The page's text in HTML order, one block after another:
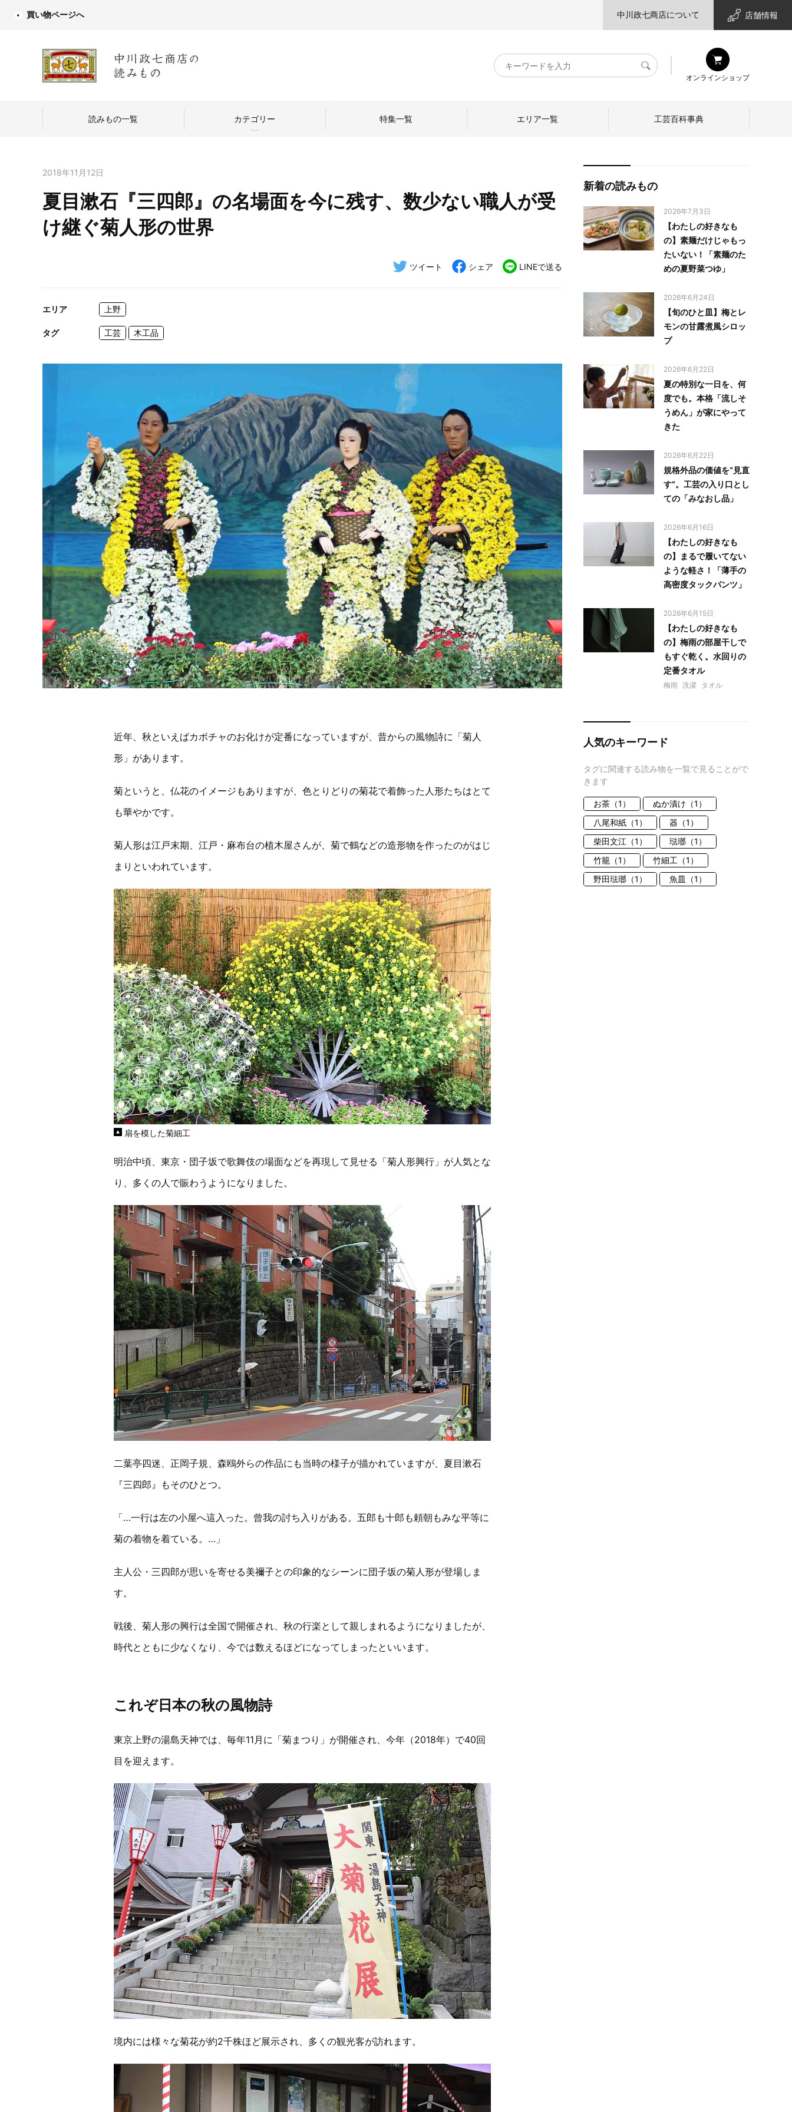
買い物ページへ 中川政七商店について 店舗情報
キ
ー
検
オンラインショップ
読みもの一覧 カテゴリー
中川政七商店のものづくり 日本の暮らし 中川政七商店のひと
特集一覧 エリア一覧 工芸百科事典
2018年11月12日
夏目漱石『三四郎』の名場面を今に残す、数少ない職人が受
け継ぐ菊人形の世界
ツイート シェア LINEで送る
エリア 上野
タグ 工芸 木工品
近年、秋といえばカボチャのお化けが定番になっていますが、昔からの風物詩に「菊人
形」があります。
菊というと、仏花のイメージもありますが、色とりどりの菊花で着飾った人形たちはとて
も華やかです。
菊人形は江戸末期、江戸・麻布台の植木屋さんが、菊で鶴などの造形物を作ったのがはじ
まりといわれています。
扇を模した菊細工
明治中頃、東京・団子坂で歌舞伎の場面などを再現して見せる「菊人形興行」が人気とな
り、多くの人で賑わうようになりました。
二葉亭四迷、正岡子規、森鴎外らの作品にも当時の様子が描かれていますが、夏目漱石
『三四郎』もそのひとつ。
「…一行は左の小屋へ這入った。曾我の討ち入りがある。五郎も十郎も頼朝もみな平等に
菊の着物を着ている。…」
主人公・三四郎が思いを寄せる美禰子との印象的なシーンに団子坂の菊人形が登場しま
す。
戦後、菊人形の興行は全国で開催され、秋の行楽として親しまれるようになりましたが、
時代とともに少なくなり、今では数えるほどになってしまったといいます。
これぞ日本の秋の風物詩
東京上野の湯島天神では、毎年11月に「菊まつり」が開催され、今年（2018年）で40回
目を迎えます。
境内には様々な菊花が約2千株ほど展示され、多くの観光客が訪れます。
新着の読みもの
2026年7月3日
【わたしの好きなも
の】素麺だけじゃもっ
たいない！「素麺のた
めの夏野菜つゆ」
2026年6月24日
【旬のひと皿】梅とレ
モンの甘露煮風シロッ
プ
2026年6月22日
夏の特別な一日を、何
度でも。本格「流しそ
うめん」が家にやって
きた
2026年6月22日
規格外品の価値を‟見直
す”。工芸の入り口とし
ての「みなおし品」
2026年6月16日
【わたしの好きなも
の】まるで履いてない
ような軽さ！「薄手の
高密度タックパンツ」
2026年6月15日
【わたしの好きなも
の】梅雨の部屋干しで
もすぐ乾く。水回りの
定番タオル
梅雨 洗濯 タオル
人気のキーワード
タグに関連する読み物を一覧で見ることがで
きます
お茶（1）
ぬか漬け（1）
八尾和紙（1）
器（1）
柴田文江（1）
琺瑯（1）
竹籠（1）
竹細工（1）
野田琺瑯（1）
魚皿（1）